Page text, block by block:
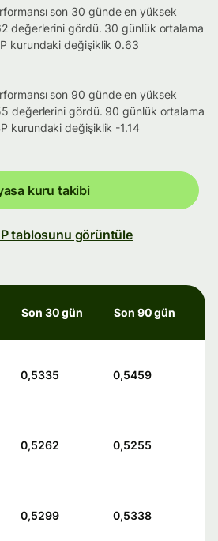
son 30 günde en yüksek
değerlerini gördü. 30 günlük ortalama
kurundaki değişiklik 0.63
son 90 günde en yüksek
değerlerini gördü. 90 günlük ortalama
kurundaki değişiklik -1.14
kuru takibi
tablosunu görüntüle
Son 30 gün Son 90 gün
0,5335 0,5459
0,5262 0,5255
0,5299 0,5338